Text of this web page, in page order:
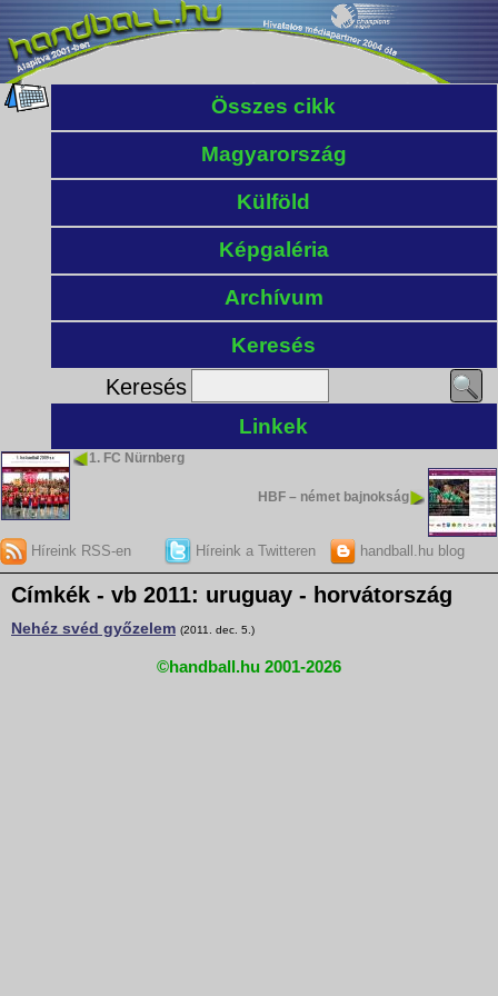
Összes cikk
Magyarország
Külföld
Képgaléria
Archívum
Keresés
Keresés
Linkek
1. FC Nürnberg
HBF – német bajnokság
Híreink RSS-en Híreink a Twitteren handball.hu blog
Címkék - vb 2011: uruguay - horvátország
Nehéz svéd győzelem (2011. dec. 5.)
©handball.hu 2001-2026